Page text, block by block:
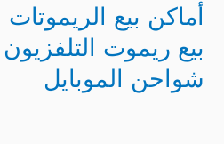
أماكن بيع
بيع ريموت التلفزيون
شواحن الموبايل
الريموتات
مشروع